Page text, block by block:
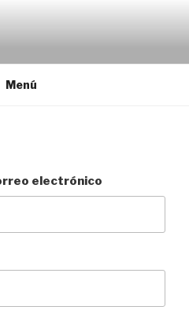
Menú
electrónico